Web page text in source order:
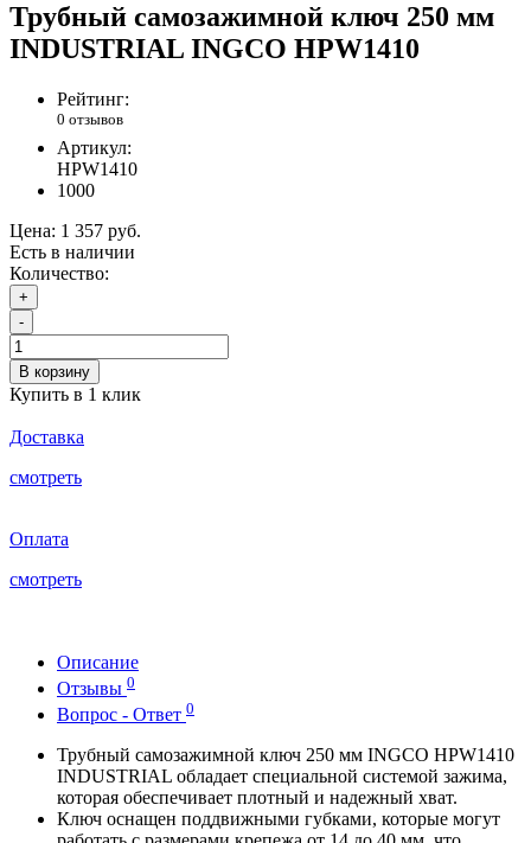
Трубный самозажимной ключ 250 мм
INDUSTRIAL INGCO HPW1410
Рейтинг:
0 отзывов
Артикул:
HPW1410
1000
Цена: 1 357 руб.
Есть в наличии
Количество:
+
-
В корзину
Купить в 1 клик
Доставка
смотреть
Оплата
смотреть
Описание
Отзывы 0
Вопрос - Ответ 0
Трубный самозажимной ключ 250 мм INGCO HPW1410
INDUSTRIAL обладает специальной системой зажима,
которая обеспечивает плотный и надежный хват.
Ключ оснащен поддвижными губками, которые могут